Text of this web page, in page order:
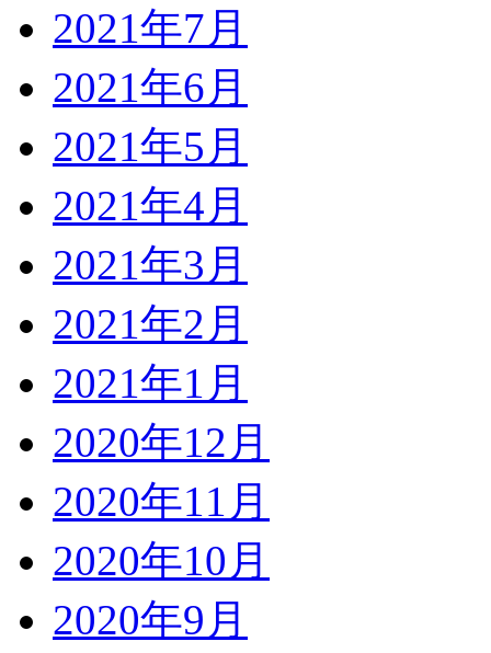
2021年7月
2021年6月
2021年5月
2021年4月
2021年3月
2021年2月
2021年1月
2020年12月
2020年11月
2020年10月
2020年9月